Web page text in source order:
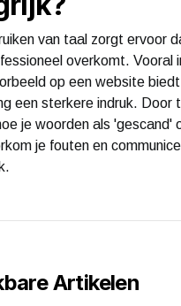
van taal zorgt ervoor
overkomt. Vooral
op een website
een sterkere indruk. Door
je woorden als 'gescand'
je fouten en
Artikelen